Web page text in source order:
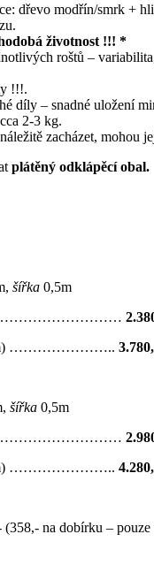
dřevo modřín/smrk +
životnost !!! *
roštů –
!!!.
díly – snadné uložení
2-3 kg.
zacházet, mohou
plátěný odklápěcí obal.
šířka0,5m
………………………
…………………..
šířka0,5m
………………………
…………………..
na dobírku – pouze